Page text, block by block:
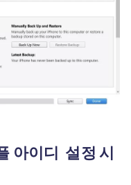
아이디 설정 시